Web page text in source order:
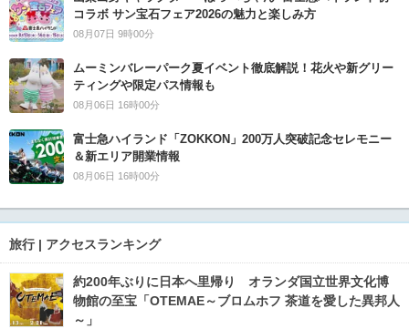
コラボ サン宝石フェア2026の魅力と楽しみ方
08月07日 9時00分
ムーミンバレーパーク夏イベント徹底解説！花火や新グリー
ティングや限定パス情報も
08月06日 16時00分
富士急ハイランド「ZOKKON」200万人突破記念セレモニー
＆新エリア開業情報
08月06日 16時00分
旅行 | アクセスランキング
約200年ぶりに日本へ里帰り オランダ国立世界文化博
物館の至宝「OTEMAE～ブロムホフ 茶道を愛した異邦人
～」